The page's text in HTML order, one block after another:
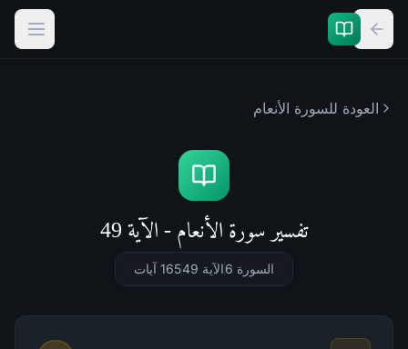
العودة للسورة الأنعام
تفسير سورة الأنعام - الآية 49
السورة 6 الآية 49 165 آيات